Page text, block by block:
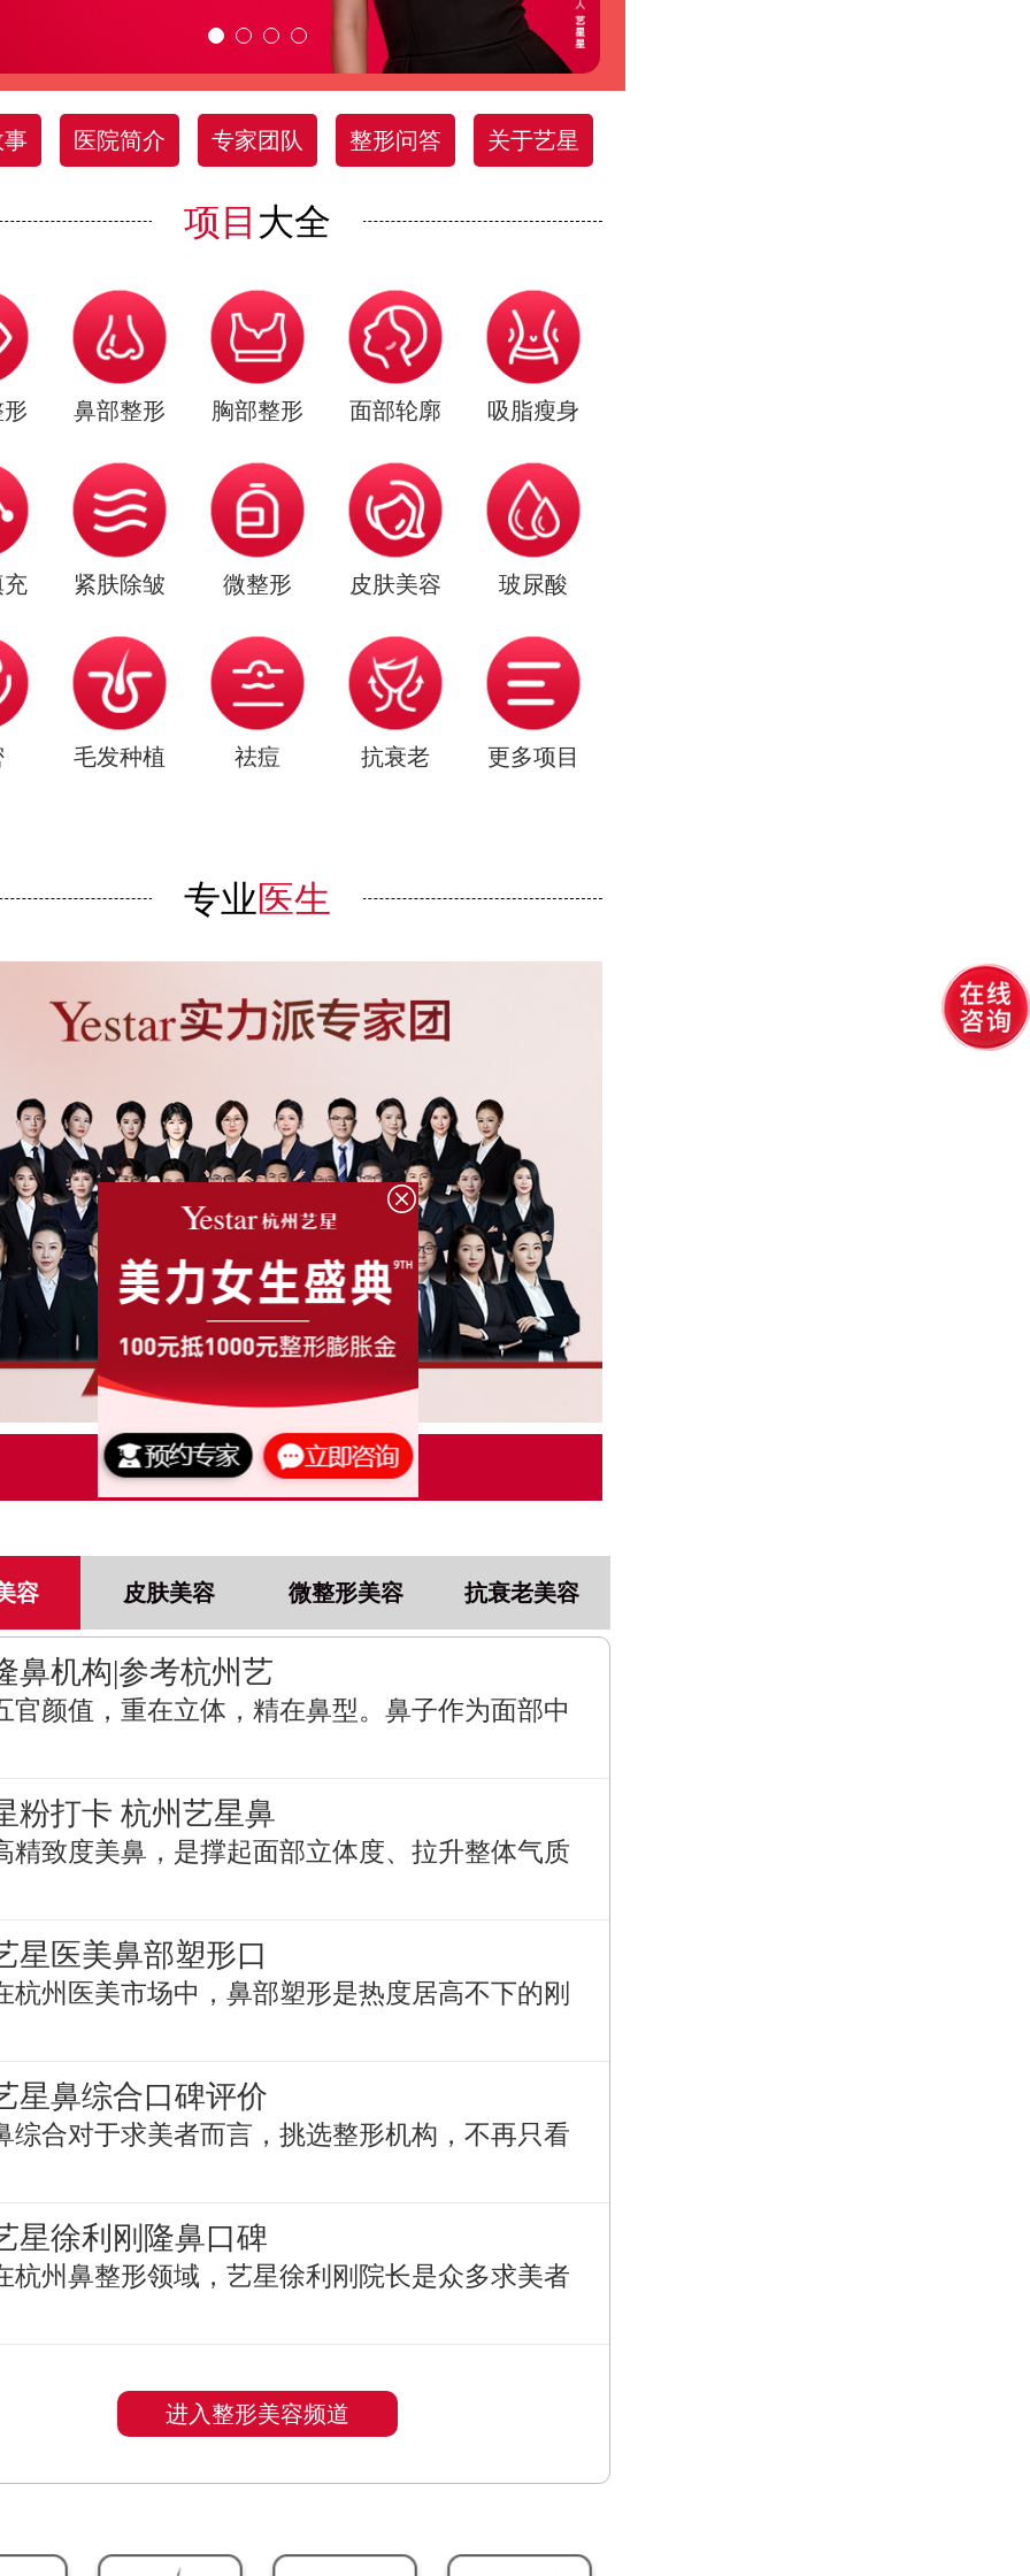
事 医院简介 专家团队 整形问答 关于艺星
项目 大全
鼻部整形 胸部整形 面部轮廓 吸脂瘦身
充 紧肤除皱 微整形 皮肤美容 玻尿酸
毛发种植 祛痘 抗衰老 更多项目
专业医生
点击了解更多
容 皮肤美容 微整形美容 抗衰老美容
鼻机构|参考杭州艺
官颜值，重在立体，精在鼻型。鼻子作为面部中
粉打卡 杭州艺星鼻
精致度美鼻，是撑起面部立体度、拉升整体气质
星医美鼻部塑形口
杭州医美市场中，鼻部塑形是热度居高不下的刚
星鼻综合口碑评价
综合对于求美者而言，挑选整形机构，不再只看
星徐利刚隆鼻口碑
杭州鼻整形领域，艺星徐利刚院长是众多求美者
进入整形美容频道